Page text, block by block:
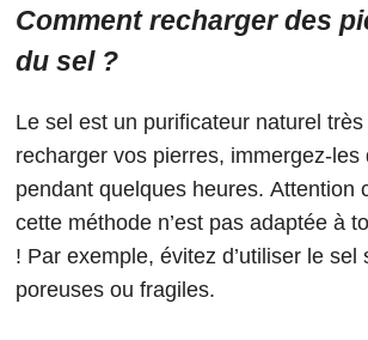
Comment recharger des
du sel ?
Le sel est un purificateur naturel
recharger vos pierres, immergez-les
pendant quelques heures. Attention
cette méthode n’est pas adaptée à
! Par exemple, évitez d’utiliser le sel
poreuses ou fragiles.